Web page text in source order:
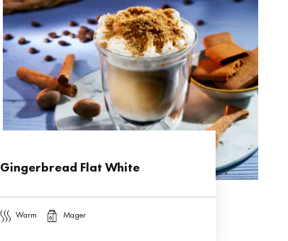
Gingerbread Flat White
warm mager